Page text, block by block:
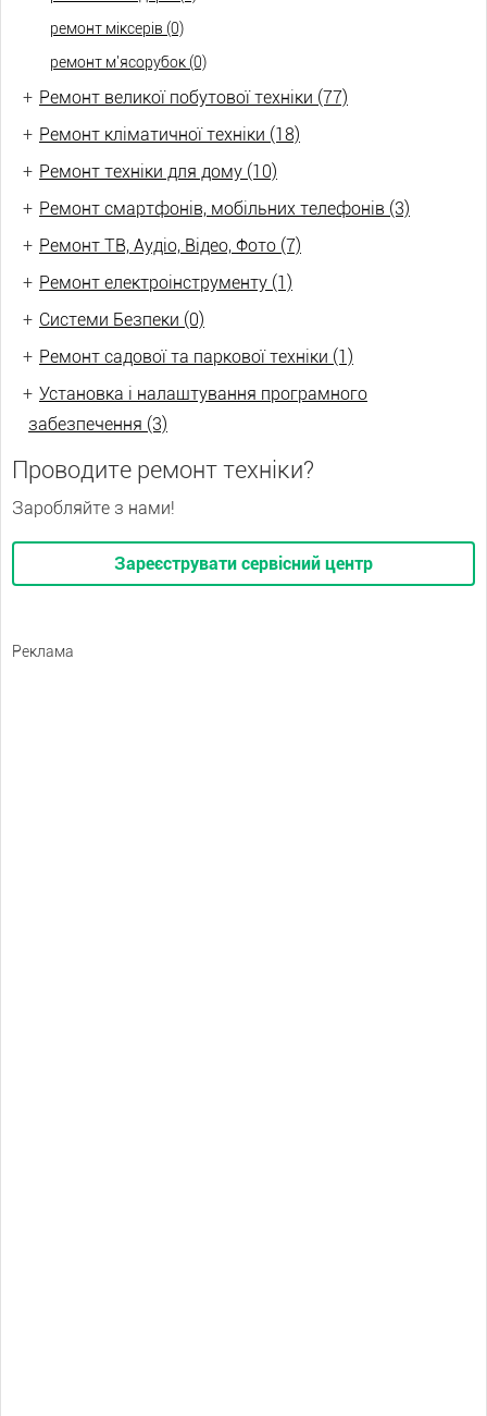
ремонт міксерів (0)
ремонт м'ясорубок (0)
+ Ремонт великої побутової техніки (77)
+ Ремонт кліматичної техніки (18)
+ Ремонт техніки для дому (10)
+ Ремонт смартфонів, мобільних телефонів (3)
+ Ремонт ТВ, Аудіо, Відео, Фото (7)
+ Ремонт електроінструменту (1)
+ Системи Безпеки (0)
+ Ремонт садової та паркової техніки (1)
+ Установка і налаштування програмного
забезпечення (3)
Проводите ремонт техніки?
Заробляйте з нами!
Зареєструвати сервісний центр
Реклама